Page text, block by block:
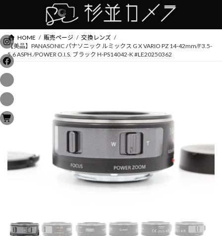
ン
ツ
へ
ス
キ
ッ
プ
ー
シ
ョ
ン
に
移
動
HOME 販売ページ
交換レンズ
【美品】PANASONIC パナソニック ルミックス G X VARIO PZ 14-42mm/F3.5-
5.6 ASPH./POWER O.I.S. ブラック H-PS14042-K #LE20250362